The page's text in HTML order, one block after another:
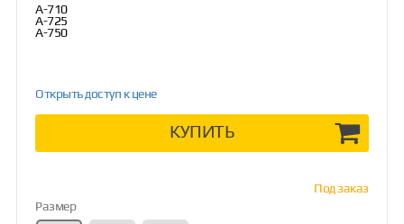
А-710
А-725
А-750
Открыть доступ к цене
КУПИТЬ
Под заказ
Размер